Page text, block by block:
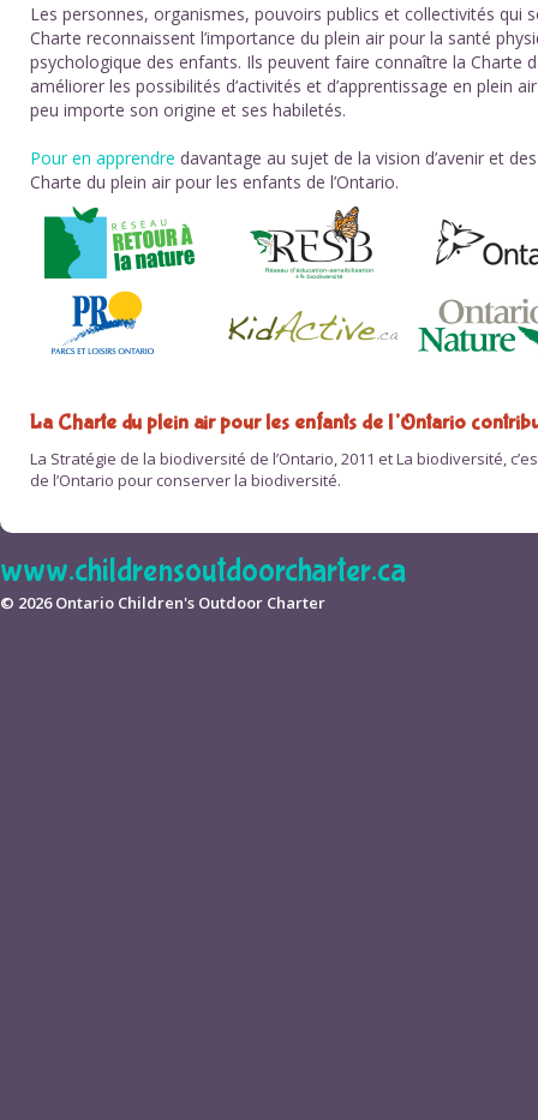
Les personnes, organismes, pouvoirs publics et collectivités qui
Charte reconnaissent l’importance du plein air pour la santé
psychologique des enfants. Ils peuvent faire connaître la Charte
améliorer les possibilités d’activités et d’apprentissage en plein
peu importe son origine et ses habiletés.
Pour en apprendre davantage au sujet de la vision d’avenir et
Charte du plein air pour les enfants de l’Ontario.
La Charte du plein air pour les enfants de l’Ontario
La Stratégie de la biodiversité de l’Ontario, 2011 et La biodiversité,
de l’Ontario pour conserver la biodiversité.
www.childrensoutdoorcharter.ca
© 2026 Ontario Children's Outdoor Charter